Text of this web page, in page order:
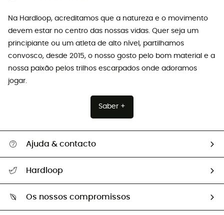
Na Hardloop, acreditamos que a natureza e o movimento
devem estar no centro das nossas vidas. Quer seja um
principiante ou um atleta de alto nível, partilhamos
convosco, desde 2015, o nosso gosto pelo bom material e a
nossa paixão pelos trilhos escarpados onde adoramos
jogar.
Saber +
Ajuda & contacto
Devoluções e reembolsos
Guia de tamanhos
Hardloop
Os nossos compromissos